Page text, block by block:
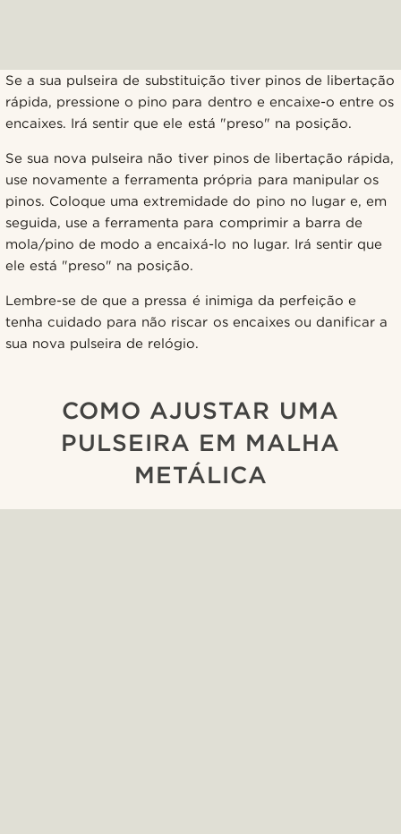
Se a sua pulseira de substituição tiver pinos de libertação
rápida, pressione o pino para dentro e encaixe-o entre os
encaixes. Irá sentir que ele está "preso" na posição.
Se sua nova pulseira não tiver pinos de libertação rápida,
use novamente a ferramenta própria para manipular os
pinos. Coloque uma extremidade do pino no lugar e, em
seguida, use a ferramenta para comprimir a barra de
mola/pino de modo a encaixá-lo no lugar. Irá sentir que
ele está "preso" na posição.
Lembre-se de que a pressa é inimiga da perfeição e
tenha cuidado para não riscar os encaixes ou danificar a
sua nova pulseira de relógio.
COMO AJUSTAR UMA
PULSEIRA EM MALHA
METÁLICA